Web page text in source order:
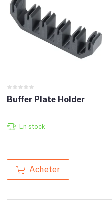
Buffer Plate Holder
En stock
Acheter